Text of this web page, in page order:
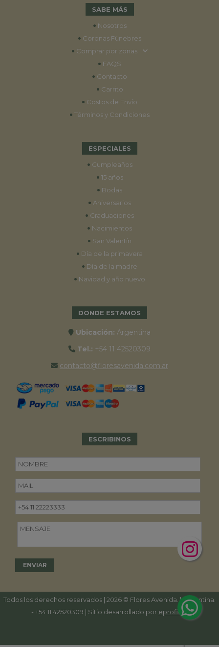
SABE MÁS
• Nosotros
• Coronas Fúnebres
• Comprar por zonas
• FAQS
• Contacto
• Carrito
• Costos de Envío
• Términos y Condiciones
ESPECIALES
• Cumpleaños
• 15 años
• Bodas
• Aniversarios
• Graduaciones
• Nacimientos
• San Valentín
• Día de la primavera
• Día de la madre
• Navidad y año nuevo
DONDE ESTAMOS
Ubicación: Argentina
Tel.: +54 11 42520309
contacto@floresavenida.com.ar
ESCRIBINOS
Todos los derechos reservados | 2026 © Flores Avenida. | Argentina.
- +54 11 42520309 | Sitio desarrollado por eproficio